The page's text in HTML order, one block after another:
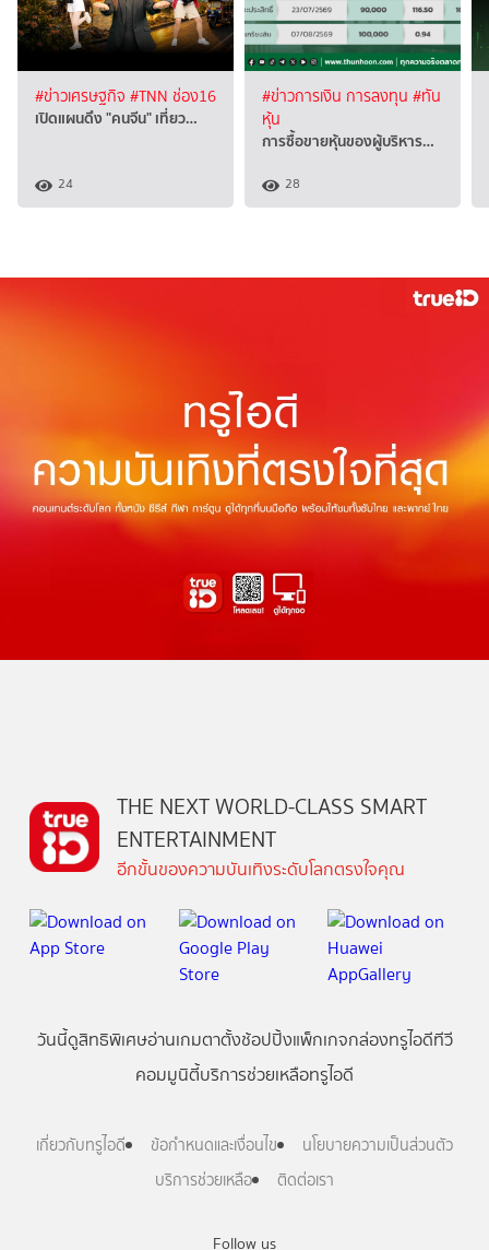
#ข่าวเศรษฐกิจ #TNN ช่อง16
เปิดแผนดึง "คนจีน" เที่ยว…
24
#ข่าวการเงิน การลงทุน #ทัน
หุ้น
การซื้อขายหุ้นของผู้บริหาร…
28
Follow us
THE NEXT WORLD-CLASS SMART
ENTERTAINMENT
อีกขั้นของความบันเทิงระดับโลกตรงใจคุณ
วันนี้ดูสิทธิพิเศษอ่านเกมตาตั้งช้อปปิ้งแพ็กเกจกล่องทรูไอดีทีวี
คอมมูนิตี้บริการช่วยเหลือทรูไอดี
เกี่ยวกับทรูไอดี ข้อกำหนดและเงื่อนไข
นโยบายความเป็นส่วนตัว
บริการช่วยเหลือ
ติดต่อเรา